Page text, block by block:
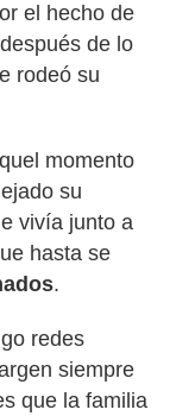
el hecho de
de lo
rodeó su
momento
su
vivía junto a
hasta se
.
redes
siempre
que la familia